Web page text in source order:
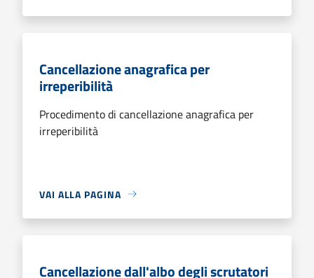
Cancellazione anagrafica per
irreperibilità
Procedimento di cancellazione anagrafica per
irreperibilità
VAI ALLA PAGINA
Cancellazione dall'albo degli scrutatori